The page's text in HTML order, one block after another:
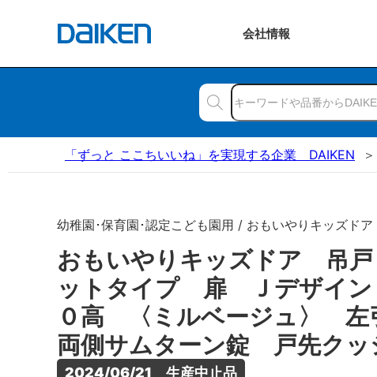
会社情報
「ずっと ここちいいね」を実現する企業 DAIKEN
幼稚園･保育園･認定こども園用 / おもいやりキッズドア
おもいやりキッズドア 吊
ットタイプ 扉 Ｊデザイ
０高 〈ミルベージュ〉 左
両側サムターン錠 戸先クッ
2024/06/21　生産中止品